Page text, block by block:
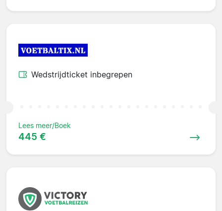
Wedstrijdticket inbegrepen
Lees meer/Boek
445 €